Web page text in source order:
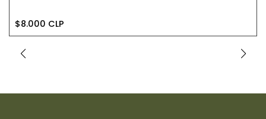
$8.000 CLP